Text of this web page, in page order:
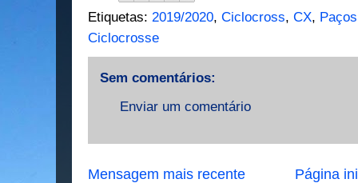
Etiquetas: 2019/2020, Ciclocross, CX,
Ciclocrosse
Sem comentários:
Enviar um comentário
Mensagem mais recente Página